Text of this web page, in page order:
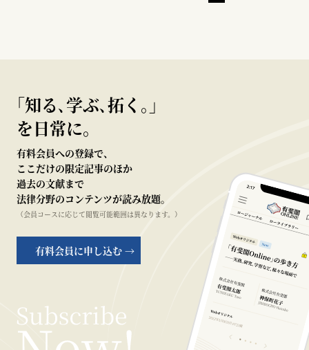
｢知る､学ぶ､拓く｡｣
を日常に。
有料会員への登録で、
ここだけの限定記事のほか
過去の文献まで
法律分野のコンテンツが読み放題。
（会員コースに応じて閲覧可能範囲は異なります。）
有料会員に申し込む →